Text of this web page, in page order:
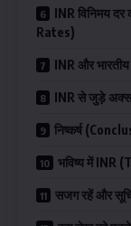
INR विनिमय
Rates)
INR और
INR से जुड़े
निष्कर्ष
भविष्य में INR
सजग रहें और